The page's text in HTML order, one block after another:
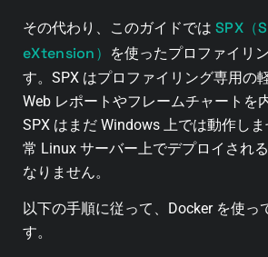
その代わり、このガイドでは SPX（
eXtension）
を使ったプロファイリ
す。SPX はプロファイリング専用の
Web レポートやフレームチャートを
SPX はまだ Windows 上では動作し
常 Linux サーバー上でデプロイされ
なりません。
以下の手順に従って、Docker を使っ
す。